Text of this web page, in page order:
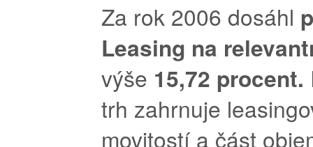
Za rok 2006 dosáhl
Leasing na
výše 15,72 procent.
trh zahrnuje
movitostí a část